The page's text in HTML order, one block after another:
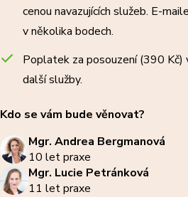
cenou navazujících služeb. E-
v několika bodech.
Poplatek za posouzení (390 Kč)
další služby.
Kdo se vám bude věnovat?
Mgr. Andrea Bergmanová
10 let praxe
Mgr. Lucie Petránková
11 let praxe